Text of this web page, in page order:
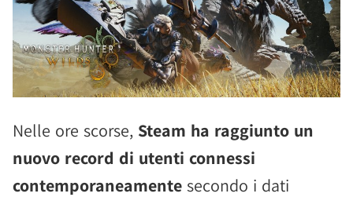
Nelle ore scorse, Steam ha raggiunto un
nuovo record di utenti connessi
contemporaneamente secondo i dati